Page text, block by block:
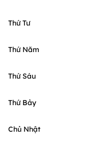
Thứ Tư
Thứ Năm
Thứ Sáu
Thứ Bảy
Chủ Nhật